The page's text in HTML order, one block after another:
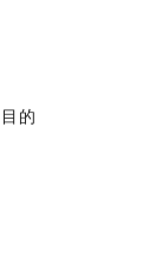
的